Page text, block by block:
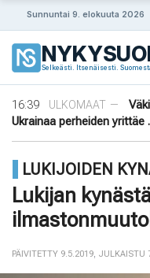
Sunnuntai 9. elokuuta 2026
Selkeästi. Itsenäisesti.
09:08 VIIHDE —
19:48
ULKOMAAT —
sormenjäljen ajoneuvon
16:39
ULKOMAAT —
Ukrainaa perheiden yrittäe
14:42
09:08
VIIHDE —
19:48
ULKOMAAT —
sormenjäljen ajoneuvon
LUKIJOIDEN
Lukijan
PÄIVITETTY 9.5.2019 JULKAISTU